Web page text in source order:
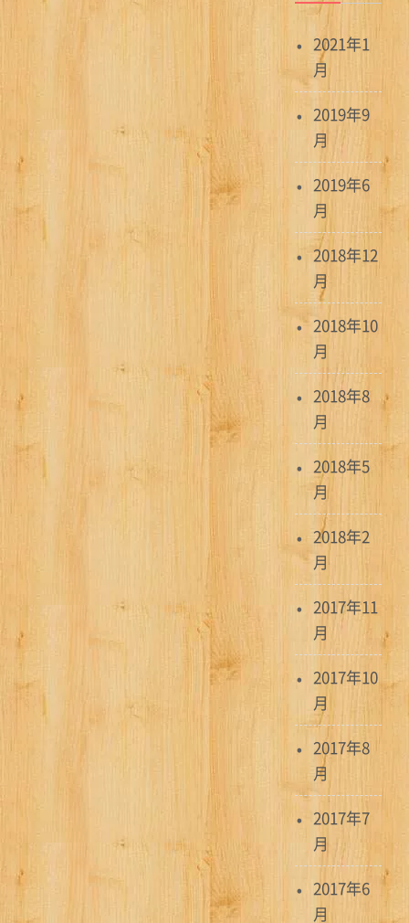
2021年1
月
2019年9
月
2019年6
月
2018年12
月
2018年10
月
2018年8
月
2018年5
月
2018年2
月
2017年11
月
2017年10
月
2017年8
月
2017年7
月
2017年6
月